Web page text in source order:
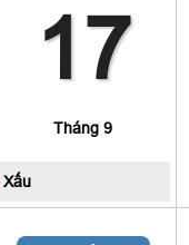
17
Tháng 9
Xấu